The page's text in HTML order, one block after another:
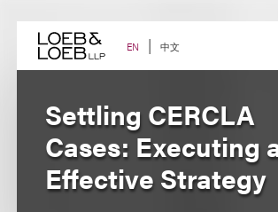
content EN 中文
Settling CERCLA
Cases: Executing
Effective Strategy